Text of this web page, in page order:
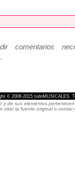
comentarios
.
© 2008-2015 todoMUSICALES.
de sus elementos
la fuente original o